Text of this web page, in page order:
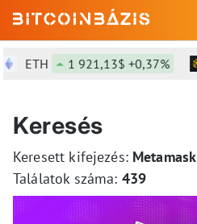
ETH 1 921,13$ +0,37%
Keresés
Keresett kifejezés: Metamask
Találatok száma: 439